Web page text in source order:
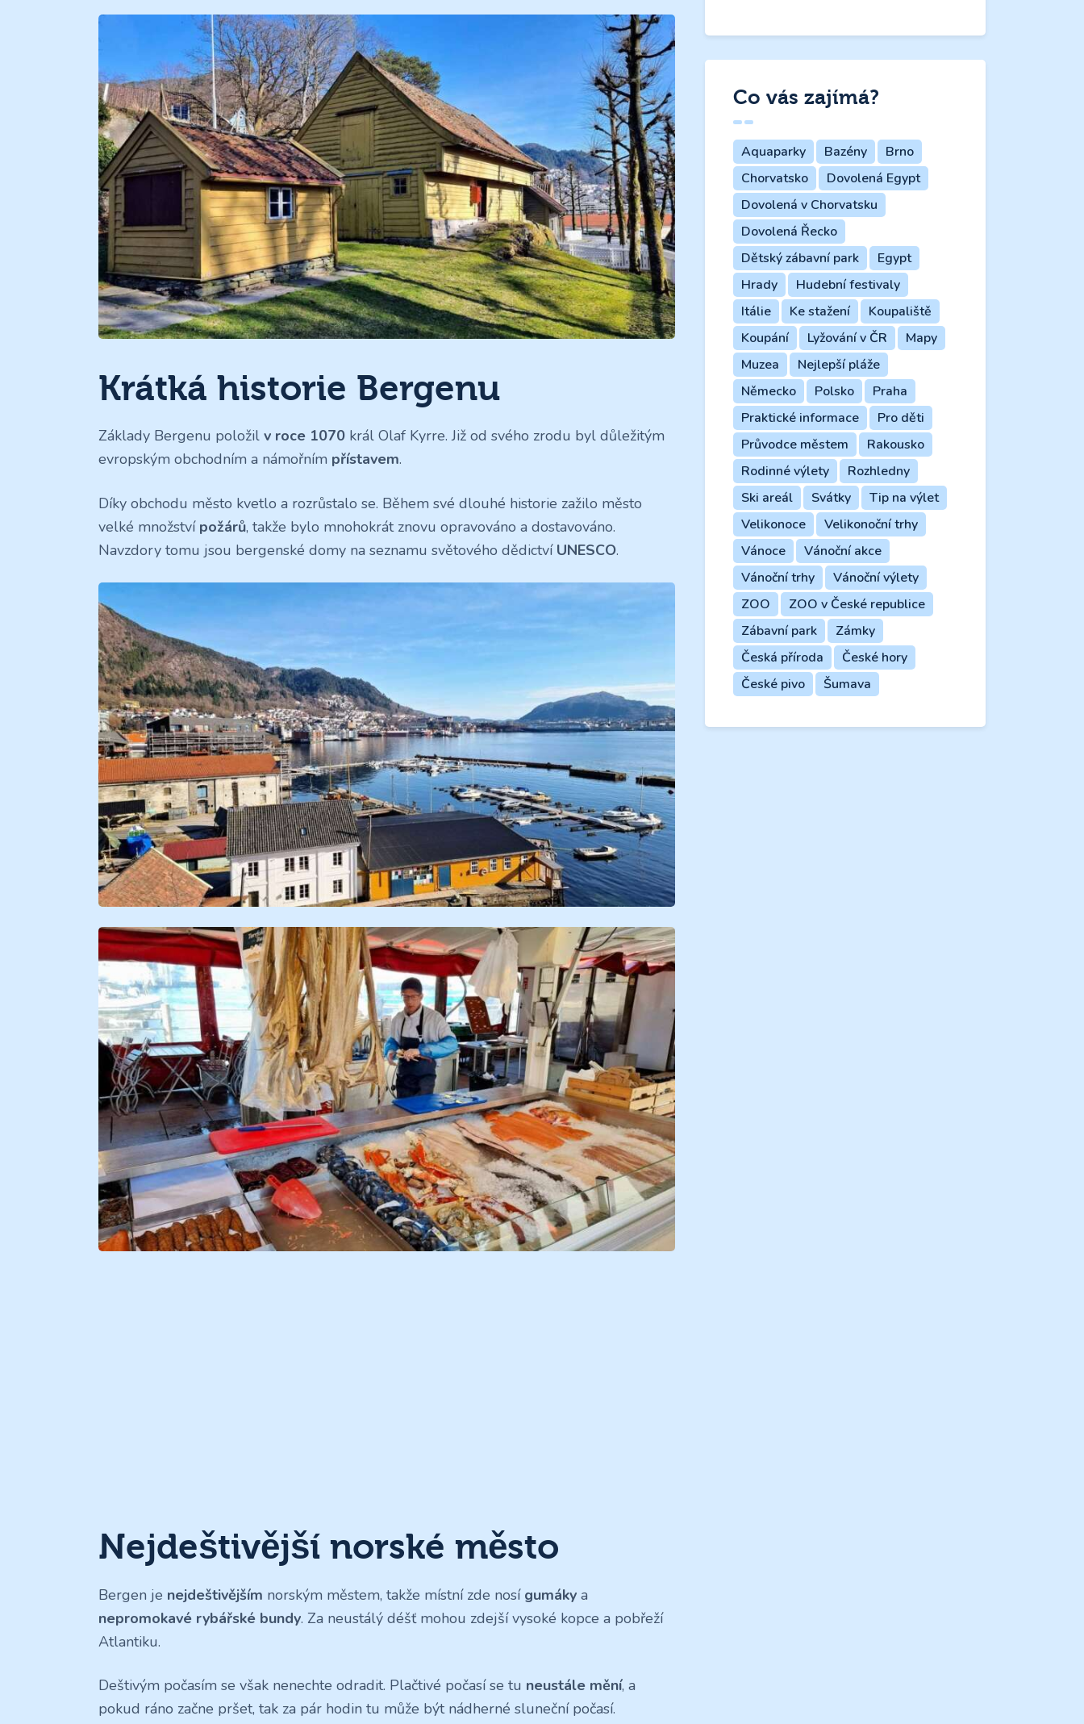
Krátká historie Bergenu
Základy Bergenu položil v roce 1070 král Olaf Kyrre. Již od svého zrodu byl důležitým
evropským obchodním a námořním přístavem.
Díky obchodu město kvetlo a rozrůstalo se. Během své dlouhé historie zažilo město
velké množství požárů, takže bylo mnohokrát znovu opravováno a dostavováno.
Navzdory tomu jsou bergenské domy na seznamu světového dědictví UNESCO.
Nejdeštivější norské město
Bergen je nejdeštivějším norským městem, takže místní zde nosí gumáky a
nepromokavé rybářské bundy. Za neustálý déšť mohou zdejší vysoké kopce a pobřeží
Atlantiku.
Deštivým počasím se však nenechte odradit. Plačtivé počasí se tu neustále mění, a
pokud ráno začne pršet, tak za pár hodin tu může být nádherné sluneční počasí.
Co vás zajímá?
Aquaparky Bazény
Brno
Chorvatsko
Dovolená Egypt
Dovolená v Chorvatsku
Dovolená Řecko
Dětský zábavní park
Egypt
Hrady
Hudební festivaly
Itálie
Ke stažení
Koupaliště
Koupání
Lyžování v ČR
Mapy
Muzea
Nejlepší pláže
Německo
Polsko
Praha
Praktické informace
Pro děti
Průvodce městem
Rakousko
Rodinné výlety
Rozhledny
Ski areál
Svátky
Tip na výlet
Velikonoce
Velikonoční trhy
Vánoce
Vánoční akce
Vánoční trhy
Vánoční výlety
ZOO
ZOO v České republice
Zábavní park
Zámky
Česká příroda
České hory
České pivo
Šumava